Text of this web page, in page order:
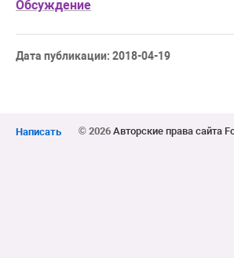
Обсуждение
Дата публикации: 2018-04-19
Написать © 2026 Авторские права сайта